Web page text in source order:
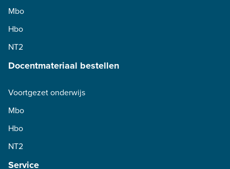
Mbo
Hbo
NT2
Docentmateriaal bestellen
Voortgezet onderwijs
Mbo
Hbo
NT2
Service